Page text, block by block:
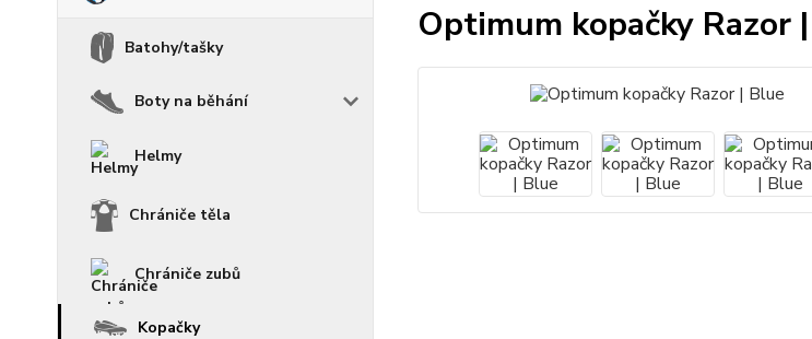
Batohy/tašky
Boty na běhání
Helmy
Chrániče těla
Chrániče zubů
Kopačky
Optimum kopačky Razor